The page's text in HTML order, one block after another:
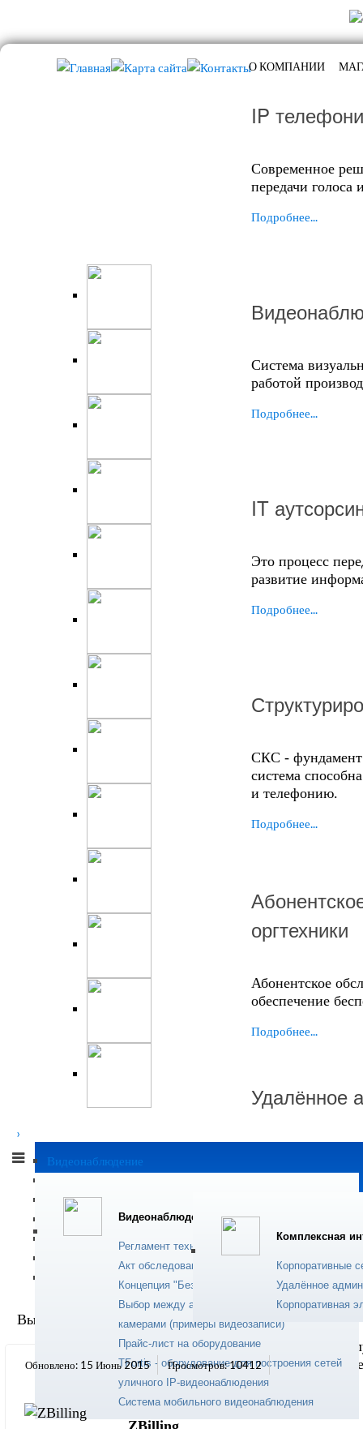
О КОМПАНИИ
IP
Современное
передачи голоса
Подробнее...
Система
работой
Подробнее...
IT
Это процесс
развитие
Подробнее...
СКС - фундамент
система
и телефонию.
Подробнее...
оргтехники
Абонентское
обеспечение
Подробнее...
Удалённое
Подробнее...
Ремонт
Техническое
ноутбуков и
›
Видеонаблюдение
Видеонаблюдение
Регламент технического обслуживания
Акт обследования объекта (видеонаблюдение)
Концепция "Безопасный город"
Выбор между аналоговой и цифровой (IP)
камерами (примеры видеозаписи)
Прайс-лист на оборудование
TFortis - оборудование для построения сетей
уличного IP-видеонаблюдения
Система мобильного видеонаблюдения
Комплексная
Корпоративные
Удалённое
Корпоративная
IP телефония
Сервисные услуги
Программное обеспечение
Монтажные работы
Солнечная энергетика
Вы здесь: Главная Программное обеспечение
Обновлено: 15 Июнь 2015 Просмотров: 10412